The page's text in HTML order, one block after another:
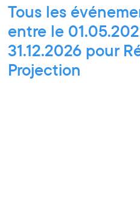
Tous les
entre le
31.12.2026 pour
Projection